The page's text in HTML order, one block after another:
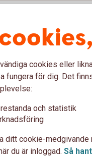
uttag i euro i EMU-land,
cookies eller
fungera för dig. Det
och statistik
ditt cookie-
du är inloggad. Så